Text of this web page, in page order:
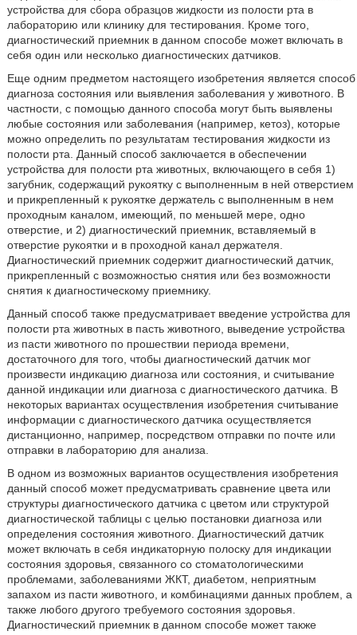
устройства для сбора образцов жидкости из полости рта в
лабораторию или клинику для тестирования. Кроме того,
диагностический приемник в данном способе может включать в
себя один или несколько диагностических датчиков.
Еще одним предметом настоящего изобретения является способ
диагноза состояния или выявления заболевания у животного. В
частности, с помощью данного способа могут быть выявлены
любые состояния или заболевания (например, кетоз), которые
можно определить по результатам тестирования жидкости из
полости рта. Данный способ заключается в обеспечении
устройства для полости рта животных, включающего в себя 1)
загубник, содержащий рукоятку с выполненным в ней отверстием
и прикрепленный к рукоятке держатель с выполненным в нем
проходным каналом, имеющий, по меньшей мере, одно
отверстие, и 2) диагностический приемник, вставляемый в
отверстие рукоятки и в проходной канал держателя.
Диагностический приемник содержит диагностический датчик,
прикрепленный с возможностью снятия или без возможности
снятия к диагностическому приемнику.
Данный способ также предусматривает введение устройства для
полости рта животных в пасть животного, выведение устройства
из пасти животного по прошествии периода времени,
достаточного для того, чтобы диагностический датчик мог
произвести индикацию диагноза или состояния, и считывание
данной индикации или диагноза с диагностического датчика. В
некоторых вариантах осуществления изобретения считывание
информации с диагностического датчика осуществляется
дистанционно, например, посредством отправки по почте или
отправки в лабораторию для анализа.
В одном из возможных вариантов осуществления изобретения
данный способ может предусматривать сравнение цвета или
структуры диагностического датчика с цветом или структурой
диагностической таблицы с целью постановки диагноза или
определения состояния животного. Диагностический датчик
может включать в себя индикаторную полоску для индикации
состояния здоровья, связанного со стоматологическими
проблемами, заболеваниями ЖКТ, диабетом, неприятным
запахом из пасти животного, и комбинациями данных проблем, а
также любого другого требуемого состояния здоровья.
Диагностический приемник в данном способе может также